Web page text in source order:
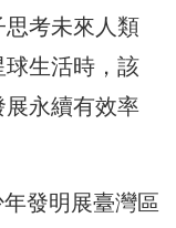
考未來人類
生活時，該
永續有效率
發明展臺灣區